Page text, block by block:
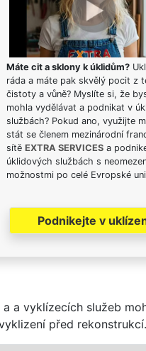
Máte cit a sklony k úklidům?
ráda a máte pak skvělý pocit z
čistoty a vůně? Myslíte si, že
mohla vydělávat a podnikat v
službách? Pokud ano, využijte
stát se členem mezinárodní
sítě EXTRA SERVICESa
úklidových službách s
možnostmi po celé Evropské
Podnikejte v
a vyklízecích služeb
před rekonstrukcí.